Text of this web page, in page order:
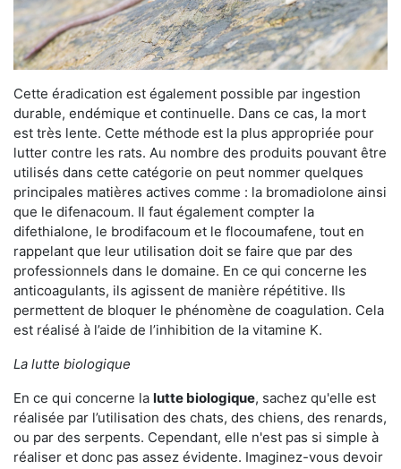
Cette éradication est également possible par ingestion
durable, endémique et continuelle. Dans ce cas, la mort
est très lente. Cette méthode est la plus appropriée pour
lutter contre les rats. Au nombre des produits pouvant être
utilisés dans cette catégorie on peut nommer quelques
principales matières actives comme : la bromadiolone ainsi
que le difenacoum. Il faut également compter la
difethialone, le brodifacoum et le flocoumafene, tout en
rappelant que leur utilisation doit se faire que par des
professionnels dans le domaine. En ce qui concerne les
anticoagulants, ils agissent de manière répétitive. Ils
permettent de bloquer le phénomène de coagulation. Cela
est réalisé à l’aide de l’inhibition de la vitamine K.
La lutte biologique
En ce qui concerne la lutte biologique, sachez qu'elle est
réalisée par l’utilisation des chats, des chiens, des renards,
ou par des serpents. Cependant, elle n'est pas si simple à
réaliser et donc pas assez évidente. Imaginez-vous devoir